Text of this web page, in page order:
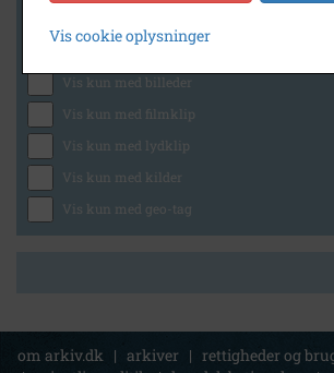
Generelt
Vis kun med billeder
Vis kun med filmklip
Vis kun med lydklip
Vis kun med kilder
Vis kun med geo-tag
om arkiv.dk | arkiver | rettigheder og
Vis cookie oplysninger